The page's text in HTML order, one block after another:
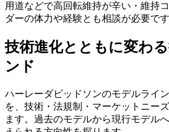
用道などで高回転維持が辛い・維持
ダーの体力や経験とも相談が必要です
技術進化とともに変わ
ンド
ハーレーダビッドソンのモデルライ
を、技術・法規制・マーケットニー
ます。過去のモデルから現行モデル